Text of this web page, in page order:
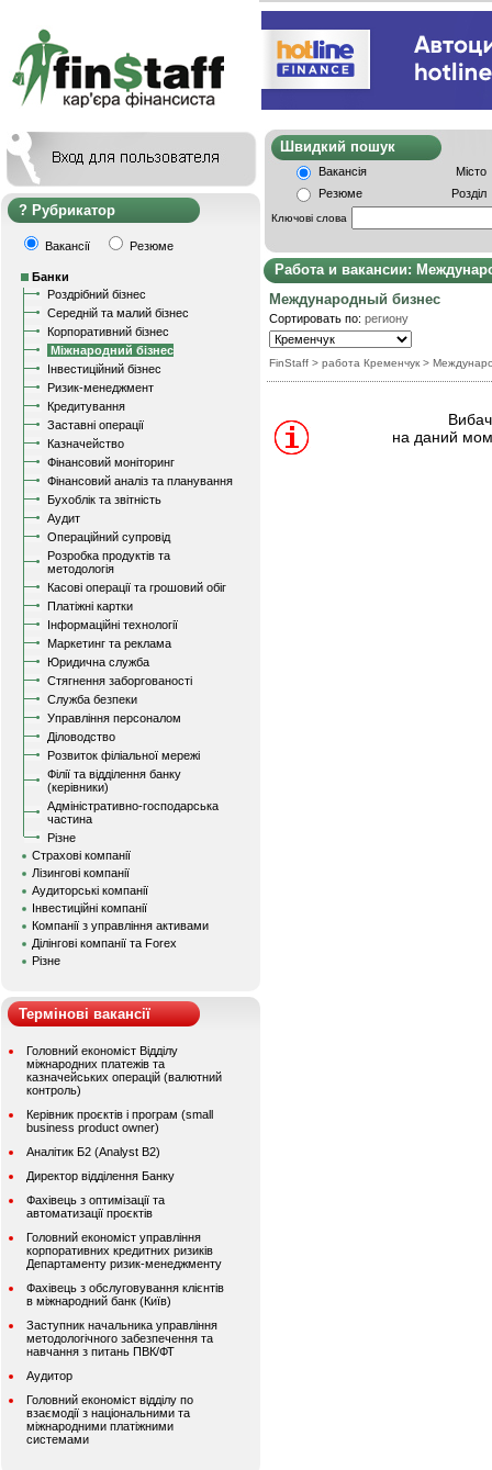
Рубрикатор
Вакансії Резюме
Банки
Роздрібний бізнес
Середній та малий бізнес
Корпоративний бізнес
Міжнародний бізнес
Інвестиційний бізнес
Ризик-менеджмент
Кредитування
Заставні операції
Казначейство
Фінансовий моніторинг
Фінансовий аналіз та планування
Бухоблік та звітність
Аудит
Операційний супровід
Розробка продуктів та
методологія
Касові операції та грошовий обіг
Платіжні картки
Інформаційні технології
Маркетинг та реклама
Юридична служба
Стягнення заборгованості
Служба безпеки
Управління персоналом
Діловодство
Розвиток філіальної мережі
Філії та відділення банку
(керівники)
Адміністративно-господарська
частина
Різне
Страхові компанії
Лізингові компанії
Аудиторські компанії
Інвестиційні компанії
Компанії з управління активами
Ділінгові компанії та Forex
Різне
Термінові вакансії
Головний економіст Відділу
міжнародних платежів та
казначейських операцій (валютний
контроль)
Керівник проєктів і програм (small
business product owner)
Аналітик Б2 (Analyst B2)
Директор відділення Банку
Фахівець з оптимізації та
автоматизації проєктів
Головний економіст управління
корпоративних кредитних ризиків
Департаменту ризик-менеджменту
Фахівець з обслуговування клієнтів
в міжнародний банк (Київ)
Заступник начальника управління
методологічного забезпечення та
навчання з питань ПВК/ФТ
Аудитор
Головний економіст відділу по
взаємодії з національними та
міжнародними платіжними
системами
Швидкий
Вакансія
Місто
Резюме
Розділ
Ключові слова
Работа и вакансии:
Международный бизнес
Сортировать по: региону
FinStaff > работа Кременчук >
на даний